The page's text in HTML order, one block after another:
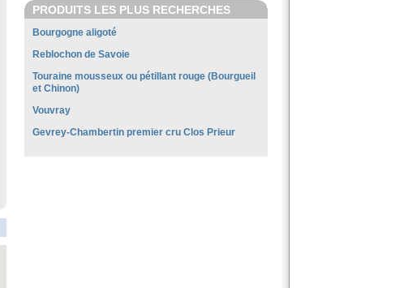
PRODUITS LES PLUS RECHERCHES
Bourgogne aligoté
Reblochon de Savoie
Touraine mousseux ou pétillant rouge (Bourgueil
et Chinon)
Vouvray
Gevrey-Chambertin premier cru Clos Prieur